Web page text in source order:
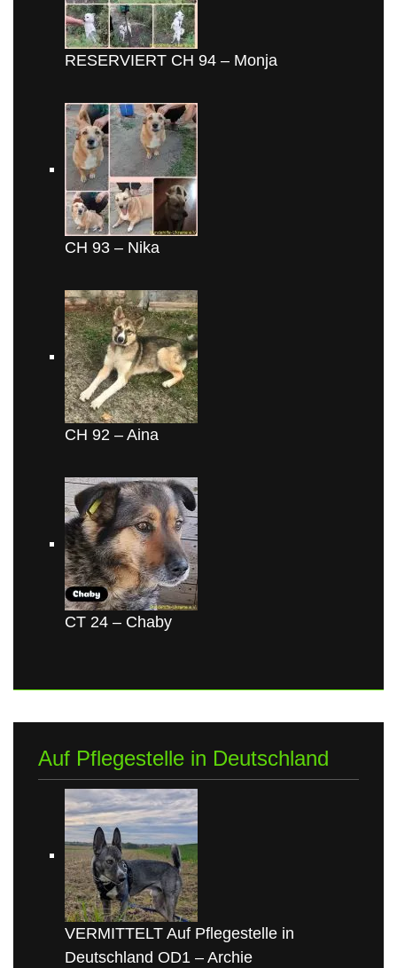
RESERVIERT CH 94 – Monja
CH 93 – Nika
CH 92 – Aina
CT 24 – Chaby
Auf Pflegestelle in Deutschland
VERMITTELT Auf Pflegestelle in
Deutschland OD1 – Archie